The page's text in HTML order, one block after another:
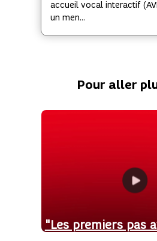
accueil vocal interactif
un men...
Pour aller
"Les premiers pas